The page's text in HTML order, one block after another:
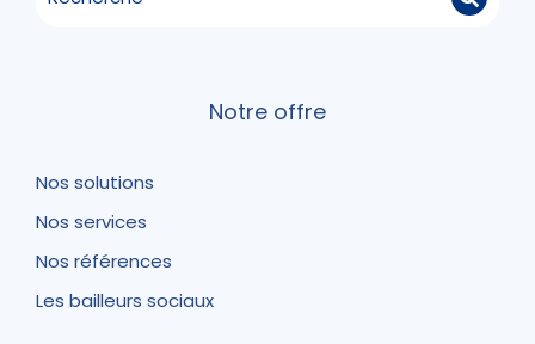
Notre offre
Nos solutions
Nos services
Nos références
Les bailleurs sociaux